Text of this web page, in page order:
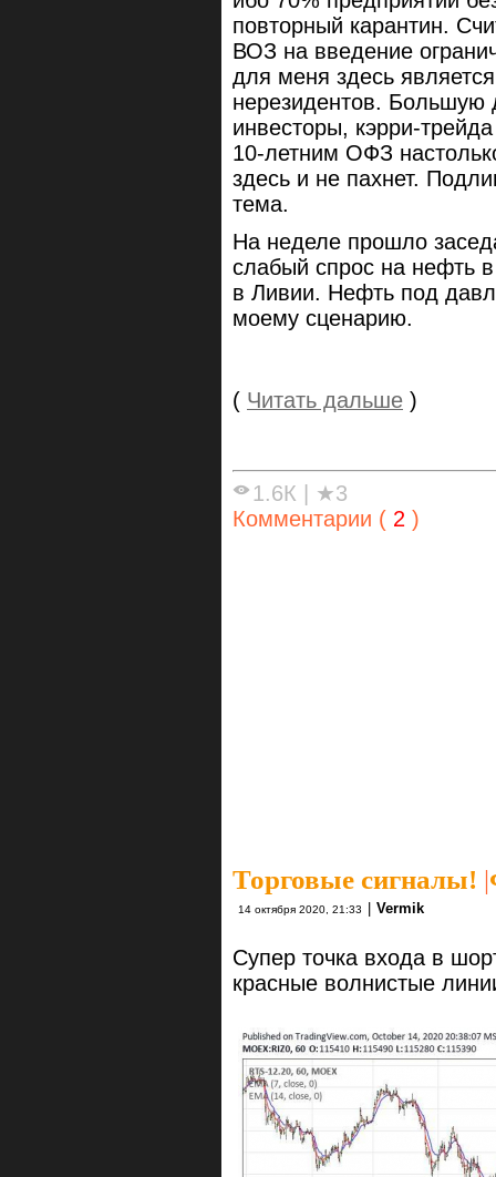
повторный карантин.
ВОЗ на введение
для меня здесь
нерезидентов. Большую
инвесторы, кэрри-
10-летним ОФЗ
здесь и не пахнет.
тема.
На неделе прошло
слабый спрос на нефть
в Ливии. Нефть под
моему сценарию.
( Читать дальше )
1.6К | ★3
Комментарии ( 2 )
Торговые сигналы! |
14 октября 2020, 21:33 | Vermik
Супер точка входа в
красные волнистые